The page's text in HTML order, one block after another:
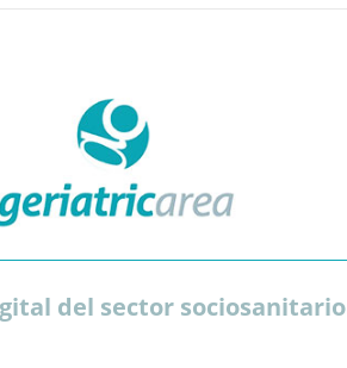
del sector sociosanitario